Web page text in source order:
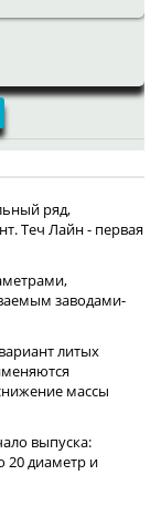
ряд,
Теч Лайн - первая
заводами-
литых
массы
выпуска:
20 диаметр и